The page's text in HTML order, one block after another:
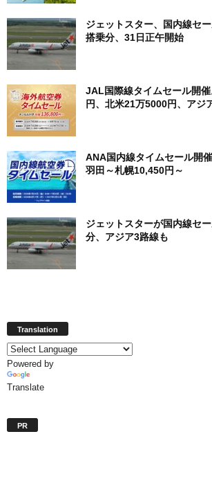
ジェットスター、国内線セ
搭乗分、31日正午開始
JAL国際線タイムセール開
円、北米21万5000円、アジ
ANA国内線タイムセール開
羽田～札幌10,450円～
ジェットスターが国内線セ
分、アジア3路線も
Translation
Powered by
Translate
PR